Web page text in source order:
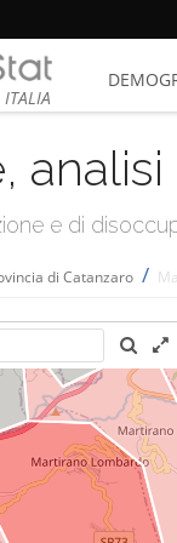
ITALIA
e di
di Catanzaro /